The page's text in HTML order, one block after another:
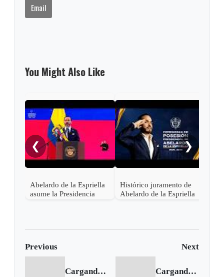
Email
You Might Also Like
❮
Abelardo de la Espriella
asume la Presidencia
Histórico juramento de
Abelardo de la Espriella
❯
Previous Next
Cargando anterior... Cargando siguiente...